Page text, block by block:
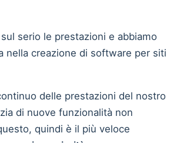
serio le prestazioni e abbiamo
nella creazione di software per siti
delle prestazioni del nostro
di nuove funzionalità non
quindi è il più veloce